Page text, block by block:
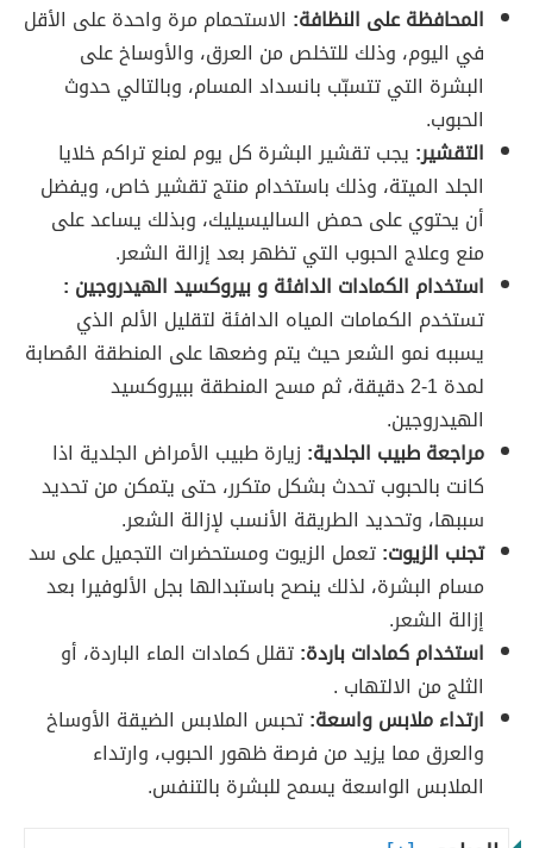
المحافظة على النظافة: الاستحمام مرة واحدة على الأقل
في اليوم، وذلك للتخلص من العرق، والأوساخ على
البشرة التي تتسبّب بانسداد المسام، وبالتالي حدوث
الحبوب.
التقشير: يجب تقشير البشرة كل يوم لمنع تراكم خلايا
الجلد الميتة، وذلك باستخدام منتج تقشير خاص، ويفضل
أن يحتوي على حمض الساليسيليك، وبذلك يساعد على
منع وعلاج الحبوب التي تظهر بعد إزالة الشعر.
استخدام الكمادات الدافئة و بيروكسيد الهيدروجين :
تستخدم الكمامات المياه الدافئة لتقليل الألم الذي
يسببه نمو الشعر حيث يتم وضعها على المنطقة المُصابة
لمدة 1-2 دقيقة، ثم مسح المنطقة ببيروكسيد
الهيدروجين.
مراجعة طبيب الجلدية: زيارة طبيب الأمراض الجلدية اذا
كانت بالحبوب تحدث بشكل متكرر، حتى يتمكن من تحديد
سببها، وتحديد الطريقة الأنسب لإزالة الشعر.
تجنب الزيوت:تعمل الزيوت ومستحضرات التجميل على سد
مسام البشرة، لذلك ينصح باستبدالها بجل الألوفيرا بعد
إزالة الشعر.
استخدام كمادات باردة:تقلل كمادات الماء الباردة، أو
الثلج من الالتهاب .
ارتداء ملابس واسعة:تحبس الملابس الضيقة الأوساخ
والعرق مما يزيد من فرصة ظهور الحبوب، وارتداء
الملابس الواسعة يسمح للبشرة بالتنفس.